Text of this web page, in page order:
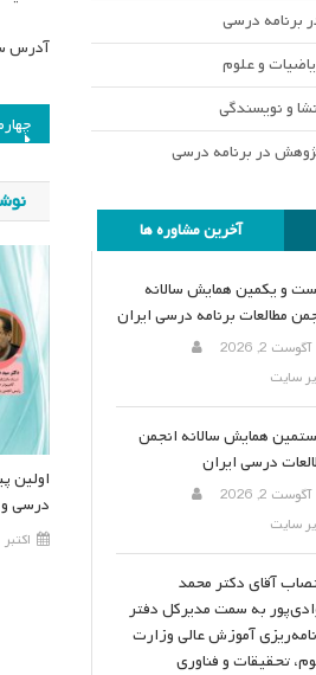
آدرس
اولین
درسی و
اکتبر 11, 2024
برنامه درسی
و علوم
و نویسندگی
در برنامه درسی
آخرین مشاوره ها
و یکمین همایش سالانه
مطالعات برنامه درسی ایران
آگوست 2, 2026
سایت
همایش سالانه انجمن
درسی ایران
آگوست 2, 2026
سایت
آقای دکتر محمد
به سمت مدیرکل دفتر
آموزش عالی وزارت
تحقیقات و فناوری